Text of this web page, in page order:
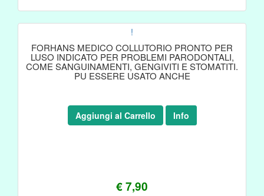
!
FORHANS MEDICO COLLUTORIO PRONTO PER
LUSO INDICATO PER PROBLEMI PARODONTALI,
COME SANGUINAMENTI, GENGIVITI E STOMATITI.
PU ESSERE USATO ANCHE
€ 7,90
Aggiungi al Carrello Info